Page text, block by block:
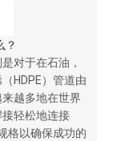
？
对于在石油，
HDPE）管道由
越多地在世界
轻松地连接
格以确保成功的